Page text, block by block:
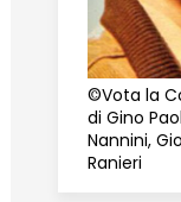
©Vota la
di Gino
Nannini,
Ranieri